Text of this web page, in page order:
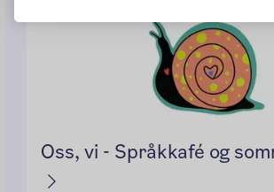
Oss, vi - Språkkafé og